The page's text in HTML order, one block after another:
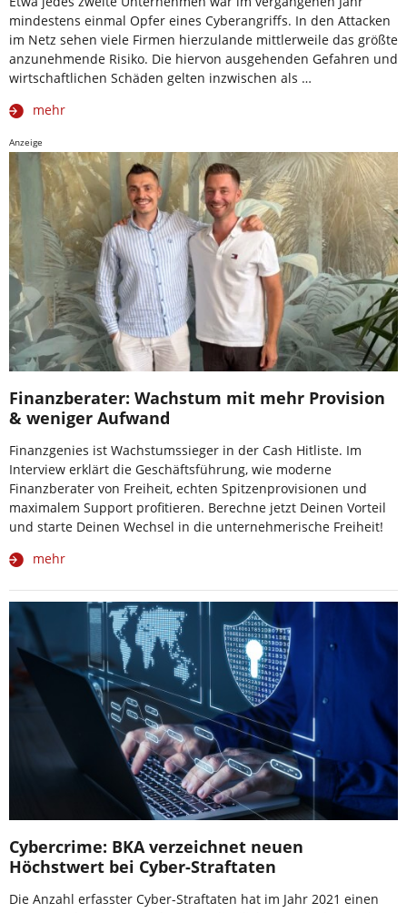
Anzeige
Finanzberater: Wachstum mit mehr Provision
& weniger Aufwand
Finanzgenies ist Wachstumssieger in der Cash Hitliste. Im
Interview erklärt die Geschäftsführung, wie moderne
Finanzberater von Freiheit, echten Spitzenprovisionen und
maximalem Support profitieren. Berechne jetzt Deinen Vorteil
und starte Deinen Wechsel in die unternehmerische Freiheit!
mehr
mindestens einmal Opfer eines Cyberangriffs. In den Attacken
im Netz sehen viele Firmen hierzulande mittlerweile das größte
anzunehmende Risiko. Die hiervon ausgehenden Gefahren und
wirtschaftlichen Schäden gelten inzwischen als …
mehr
Cybercrime: BKA verzeichnet neuen
Höchstwert bei Cyber-Straftaten
Die Anzahl erfasster Cyber-Straftaten hat im Jahr 2021 einen